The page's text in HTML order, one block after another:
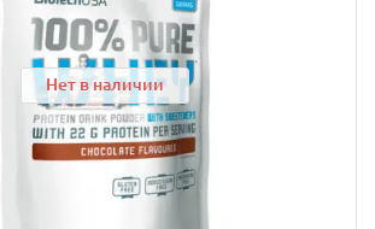
Нет в наличии